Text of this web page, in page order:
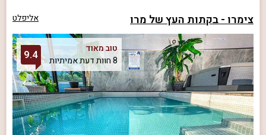
צימרו - בקתות העץ של מרו אליפלט
טוב מאוד
8 חוות דעת אמיתיות
9.4